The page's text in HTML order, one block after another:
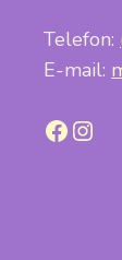
Telefon:
E-mail: